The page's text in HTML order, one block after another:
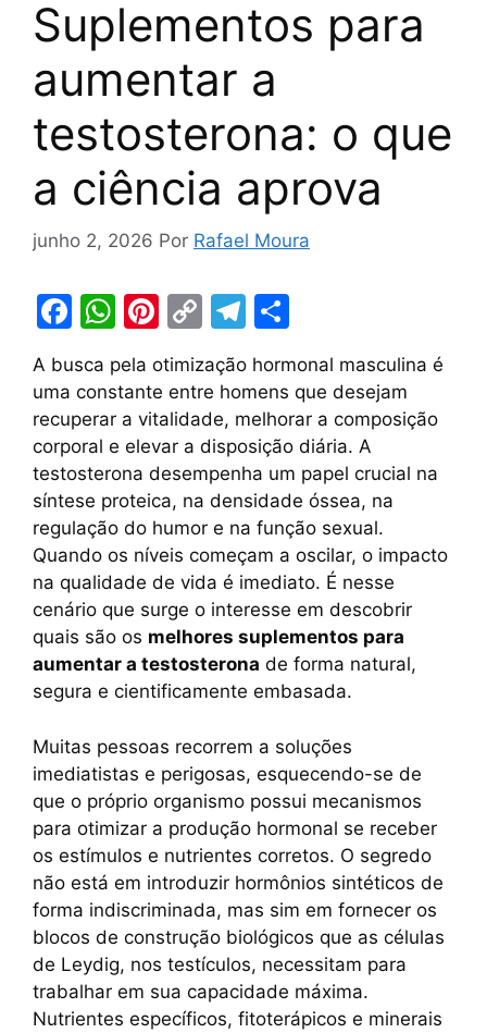
Suplementos para
aumentar a
testosterona: o que
a ciência aprova
junho 2, 2026 Por Rafael Moura
F
c
e
b
o
o
k
W
h
at
s
A
p
p
Pi
nt
er
e
st
C
p
y
Li
n
k
T
el
e
gr
a
m
ar
e
A busca pela otimização hormonal masculina é
uma constante entre homens que desejam
recuperar a vitalidade, melhorar a composição
corporal e elevar a disposição diária. A
testosterona desempenha um papel crucial na
síntese proteica, na densidade óssea, na
regulação do humor e na função sexual.
Quando os níveis começam a oscilar, o impacto
na qualidade de vida é imediato. É nesse
cenário que surge o interesse em descobrir
quais são os melhores suplementos para
aumentar a testosterona de forma natural,
segura e cientificamente embasada.
Muitas pessoas recorrem a soluções
imediatistas e perigosas, esquecendo-se de
que o próprio organismo possui mecanismos
para otimizar a produção hormonal se receber
os estímulos e nutrientes corretos. O segredo
não está em introduzir hormônios sintéticos de
forma indiscriminada, mas sim em fornecer os
blocos de construção biológicos que as células
de Leydig, nos testículos, necessitam para
trabalhar em sua capacidade máxima.
Nutrientes específicos, fitoterápicos e minerais